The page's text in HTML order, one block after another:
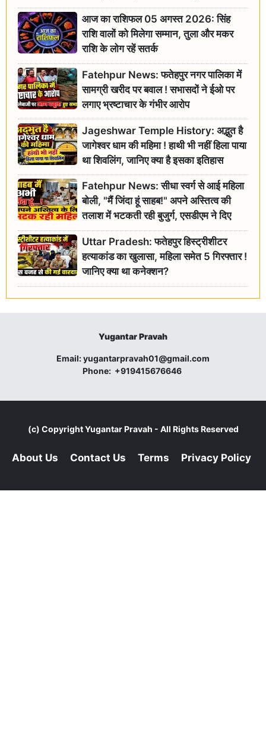
आज का राशिफल 05 अगस्त 2026: सिंह
राशि वालों को मिलेगा सम्मान, तुला और मकर
राशि के लोग रहें सतर्क
Fatehpur News: फतेहपुर नगर पालिका में
सामग्री खरीद पर बवाल ! सभासदों ने ईओ पर
लगाए भ्रष्टाचार के गंभीर आरोप
Jageshwar Temple History: अद्भुत है
जागेश्वर धाम की महिमा ! हाथी भी नहीं हिला पाया
था शिवलिंग, जानिए क्या है इसका इतिहास
Fatehpur News: सीधा स्वर्ग से आई महिला
बोली, "मैं जिंदा हूं साहब!" अपने अस्तित्व की
तलाश में भटकती रही बुजुर्ग, एसडीएम ने दिए
जांच के आदेश
Uttar Pradesh: फतेहपुर हिस्ट्रीशीटर
हत्याकांड का खुलासा, महिला समेत 5 गिरफ्तार !
जानिए क्या था कनेक्शन?
Yugantar Pravah
Email:yugantarpravah01@gmail.com
Phone: +919415676646
(c) CopyrightYugantar Pravah - All Rights Reserved
About Us Contact Us Terms Privacy Policy